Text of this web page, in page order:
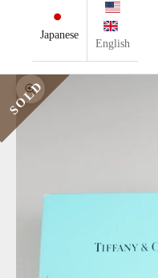
Japanese
English
ズームイン
SOLD